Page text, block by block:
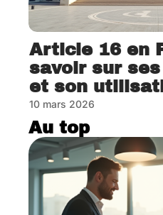
Article 16 en
savoir sur
et son
10 mars 2026
Au top